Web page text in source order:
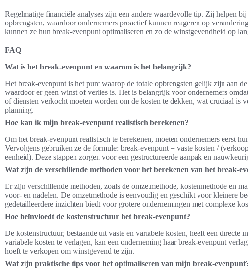
Regelmatige financiële analyses zijn een andere waardevolle tip. Zij helpen
opbrengsten, waardoor ondernemers proactief kunnen reageren op
kunnen ze hun break-evenpunt optimaliseren en zo de winstgevendheid op
FAQ
Wat is het break-evenpunt en waarom is het belangrijk?
Het break-evenpunt is het punt waarop de totale opbrengsten gelijk zijn aan
waardoor er geen winst of verlies is. Het is belangrijk voor ondernemers
of diensten verkocht moeten worden om de kosten te dekken, wat cruciaal is
planning.
Hoe kan ik mijn break-evenpunt realistisch berekenen?
Om het break-evenpunt realistisch te berekenen, moeten ondernemers eerst
Vervolgens gebruiken ze de formule: break-evenpunt = vaste kosten /
eenheid). Deze stappen zorgen voor een gestructureerde aanpak en
Wat zijn de verschillende methoden voor het berekenen van het break-
Er zijn verschillende methoden, zoals de omzetmethode, kostenmethode en
voor- en nadelen. De omzetmethode is eenvoudig en geschikt voor kleinere
gedetailleerdere inzichten biedt voor grotere ondernemingen met complexe
Hoe beïnvloedt de kostenstructuur het break-evenpunt?
De kostenstructuur, bestaande uit vaste en variabele kosten, heeft een directe
variabele kosten te verlagen, kan een onderneming haar break-evenpunt
hoeft te verkopen om winstgevend te zijn.
Wat zijn praktische tips voor het optimaliseren van mijn break-